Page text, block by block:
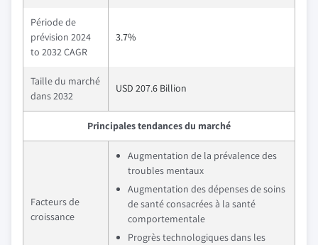
Période de
prévision 2024
to 2032 CAGR
3.7%
Taille du marché
dans 2032
USD 207.6 Billion
Principales tendances du marché
Facteurs de
croissance
Augmentation de la prévalence des
troubles mentaux
Augmentation des dépenses de soins
de santé consacrées à la santé
comportementale
Progrès technologiques dans les